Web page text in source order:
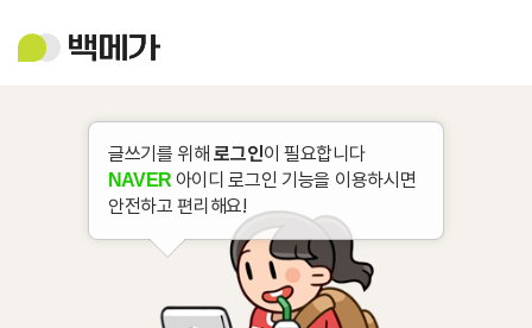
백
메
글쓰기를 위해로그인이 필요합니다
NAVER 아이디 로그인 기능을 이용하시면
안전하고 편리해요!